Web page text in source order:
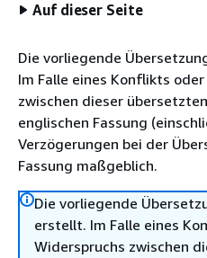
Auf dieser Seite
Die vorliegende
Im Falle eines Konflikts
zwischen dieser
englischen Fassung
Verzögerungen bei der
Fassung maßgeblich.
Die vorliegende
erstellt. Im Falle eines
Widerspruchs zwischen